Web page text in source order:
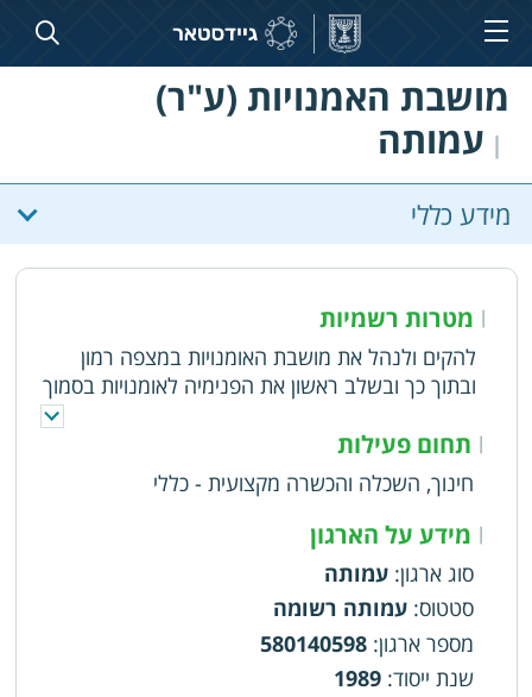
מושבת האמנויות (ע"ר)
| עמותה
מידע כללי
| מטרות רשמיות
להקים ולנהל את מושבת האומנויות במצפה רמון
ובתוך כך ובשלב ראשון את הפנימיה לאומנויות בסמוך
| תחום פעילות
חינוך, השכלה והכשרה מקצועית - כללי
| מידע על הארגון
סוג ארגון: עמותה
סטטוס: עמותה רשומה
מספר ארגון:
580140598
שנת ייסוד:
1989